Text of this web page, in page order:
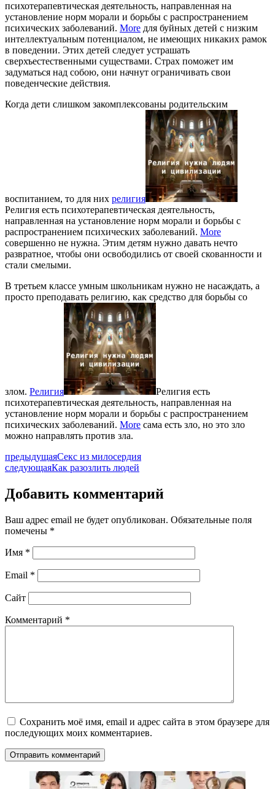
психотерапевтическая деятельность, направленная на
установление норм морали и борьбы с распространением
психических заболеваний. More для буйных детей с низким
интеллектуальным потенциалом, не имеющих никаких рамок
в поведении. Этих детей следует устрашать
сверхъестественными существами. Страх поможет им
задуматься над собою, они начнут ограничивать свои
поведенческие действия.
Когда дети слишком закомплексованы родительским
воспитанием, то для них религия
Религия есть психотерапевтическая деятельность,
направленная на установление норм морали и борьбы с
распространением психических заболеваний. More
совершенно не нужна. Этим детям нужно давать нечто
развратное, чтобы они освободились от своей скованности и
стали смелыми.
В третьем классе умным школьникам нужно не насаждать, а
просто преподавать религию, как средство для борьбы со
злом. Религия
Религия есть
психотерапевтическая деятельность, направленная на
установление норм морали и борьбы с распространением
психических заболеваний. More сама есть зло, но это зло
можно направлять против зла.
предыдущаяСекс из милосердия
следующаяКак разозлить людей
Добавить комментарий
Ваш адрес email не будет опубликован. Обязательные поля
помечены *
Имя *
Email *
Сайт
Комментарий *
Сохранить моё имя, email и адрес сайта в этом браузере для
последующих моих комментариев.